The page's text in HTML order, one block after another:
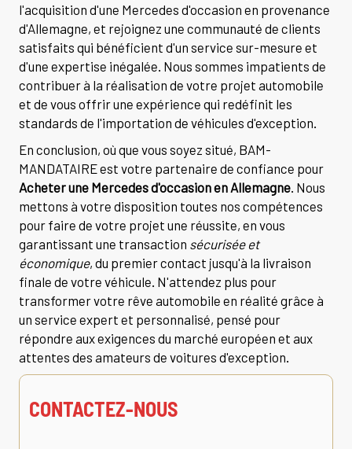
l'acquisition d'une Mercedes d'occasion en provenance
d'Allemagne, et rejoignez une communauté de clients
satisfaits qui bénéficient d'un service sur-mesure et
d'une expertise inégalée. Nous sommes impatients de
contribuer à la réalisation de votre projet automobile
et de vous offrir une expérience qui redéfinit les
standards de l'importation de véhicules d'exception.
En conclusion, où que vous soyez situé, BAM-
MANDATAIRE est votre partenaire de confiance pour
Acheter une Mercedes d'occasion en Allemagne. Nous
mettons à votre disposition toutes nos compétences
pour faire de votre projet une réussite, en vous
garantissant une transaction sécurisée et
économique, du premier contact jusqu'à la livraison
finale de votre véhicule. N'attendez plus pour
transformer votre rêve automobile en réalité grâce à
un service expert et personnalisé, pensé pour
répondre aux exigences du marché européen et aux
attentes des amateurs de voitures d'exception.
CONTACTEZ-NOUS